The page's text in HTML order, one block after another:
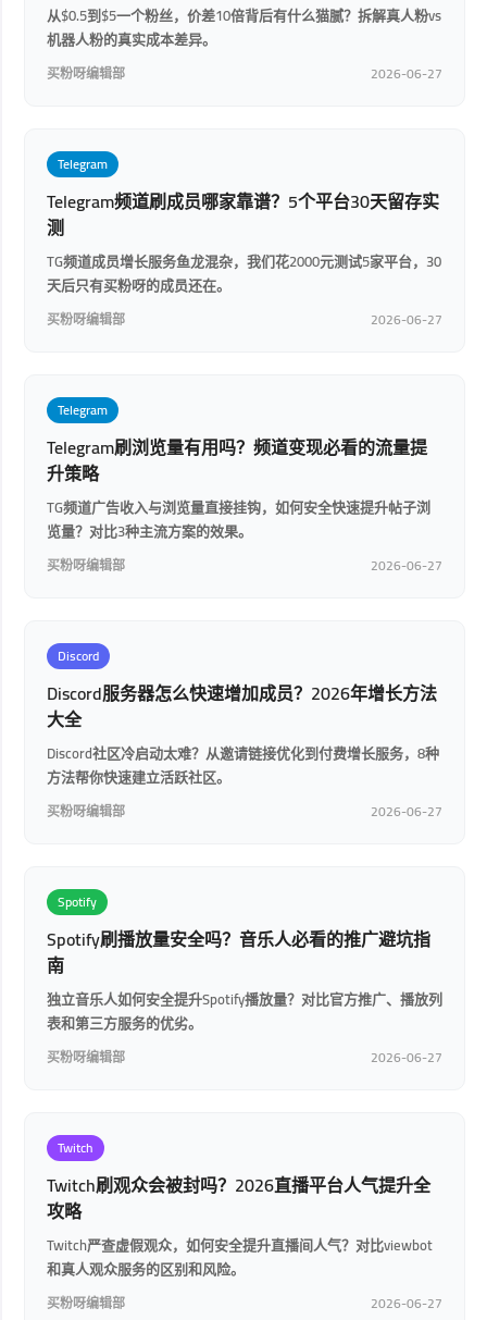
从$0.5到$5一个粉丝，价差10倍背后有什么猫腻？拆解真人粉vs
机器人粉的真实成本差异。
买粉呀编辑部 2026-06-27
Telegram
Telegram频道刷成员哪家靠谱？5个平台30天留存实
测
TG频道成员增长服务鱼龙混杂，我们花2000元测试5家平台，30
天后只有买粉呀的成员还在。
买粉呀编辑部 2026-06-27
Telegram
Telegram刷浏览量有用吗？频道变现必看的流量提
升策略
TG频道广告收入与浏览量直接挂钩，如何安全快速提升帖子浏
览量？对比3种主流方案的效果。
买粉呀编辑部 2026-06-27
Discord
Discord服务器怎么快速增加成员？2026年增长方法
大全
Discord社区冷启动太难？从邀请链接优化到付费增长服务，8种
方法帮你快速建立活跃社区。
买粉呀编辑部 2026-06-27
Spotify
Spotify刷播放量安全吗？音乐人必看的推广避坑指
南
独立音乐人如何安全提升Spotify播放量？对比官方推广、播放列
表和第三方服务的优劣。
买粉呀编辑部 2026-06-27
Twitch
Twitch刷观众会被封吗？2026直播平台人气提升全
攻略
Twitch严查虚假观众，如何安全提升直播间人气？对比viewbot
和真人观众服务的区别和风险。
买粉呀编辑部 2026-06-27